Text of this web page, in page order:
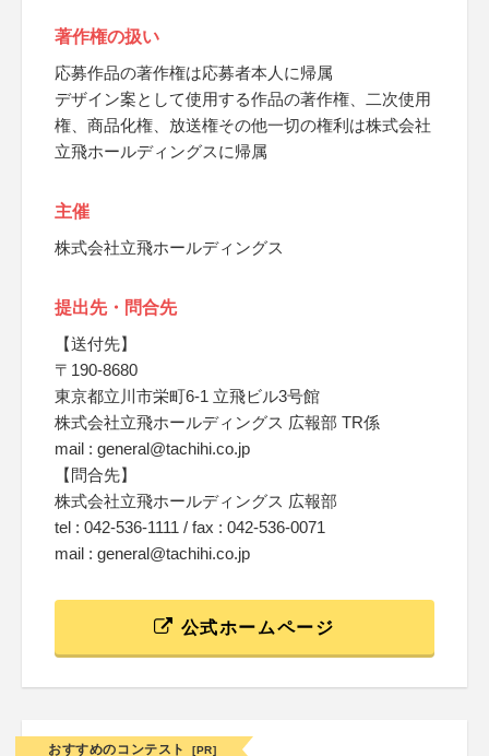
著作権の扱い
応募作品の著作権は応募者本人に帰属
デザイン案として使用する作品の著作権、二次使用
権、商品化権、放送権その他一切の権利は株式会社
立飛ホールディングスに帰属
主催
株式会社立飛ホールディングス
提出先・問合先
【送付先】
〒190-8680
東京都立川市栄町6-1 立飛ビル3号館
株式会社立飛ホールディングス 広報部 TR係
mail : general@tachihi.co.jp
【問合先】
株式会社立飛ホールディングス 広報部
tel : 042-536-1111 / fax : 042-536-0071
mail : general@tachihi.co.jp
公式ホームページ
おすすめのコンテスト [PR]